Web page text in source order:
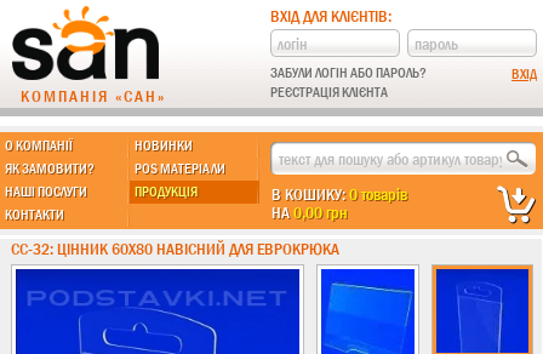
КОМПАНІЯ «САН»
ВХІД ДЛЯ КЛІЄНТІВ:
ЗАБУЛИ ЛОГІН АБО ПАРОЛЬ?
РЕЄСТРАЦІЯ КЛІЄНТА
О КОМПАНІЇ
НОВИНКИ
ЯК ЗАМОВИТИ?
POS МАТЕРІАЛИ
НАШІ ПОСЛУГИ
ПРОДУКЦІЯ
КОНТАКТИ
В КОШИКУ:0 товарів
НА0,00 грн
МЫ ДЕЛАЕМ:
Підставки із пластику
Новинки !!!
Різні підставки
Під поліграфію
CC-32: ЦІННИК 60Х80 НАВІСНИЙ ДЛЯ ЕВРОКРЮКА